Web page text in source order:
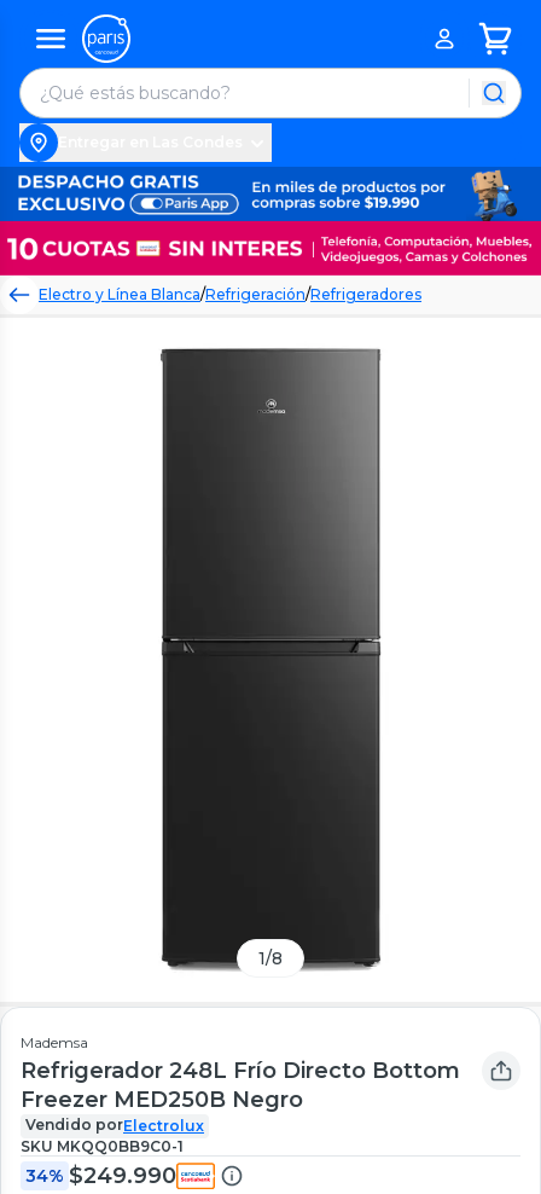
Electro y Línea Blanca/Refrigeración/Refrigeradores
1/8
Mademsa
Refrigerador 248L Frío Directo Bottom
Freezer MED250B Negro
Vendido porElectrolux
SKU MKQQ0BB9C0-1
34% $249.990